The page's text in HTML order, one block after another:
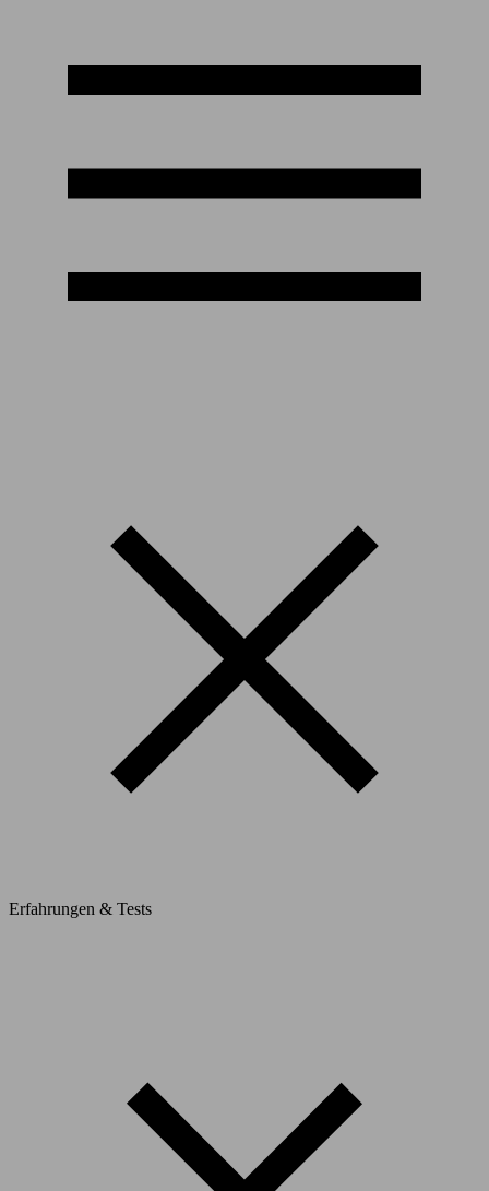
Erfahrungen & Tests